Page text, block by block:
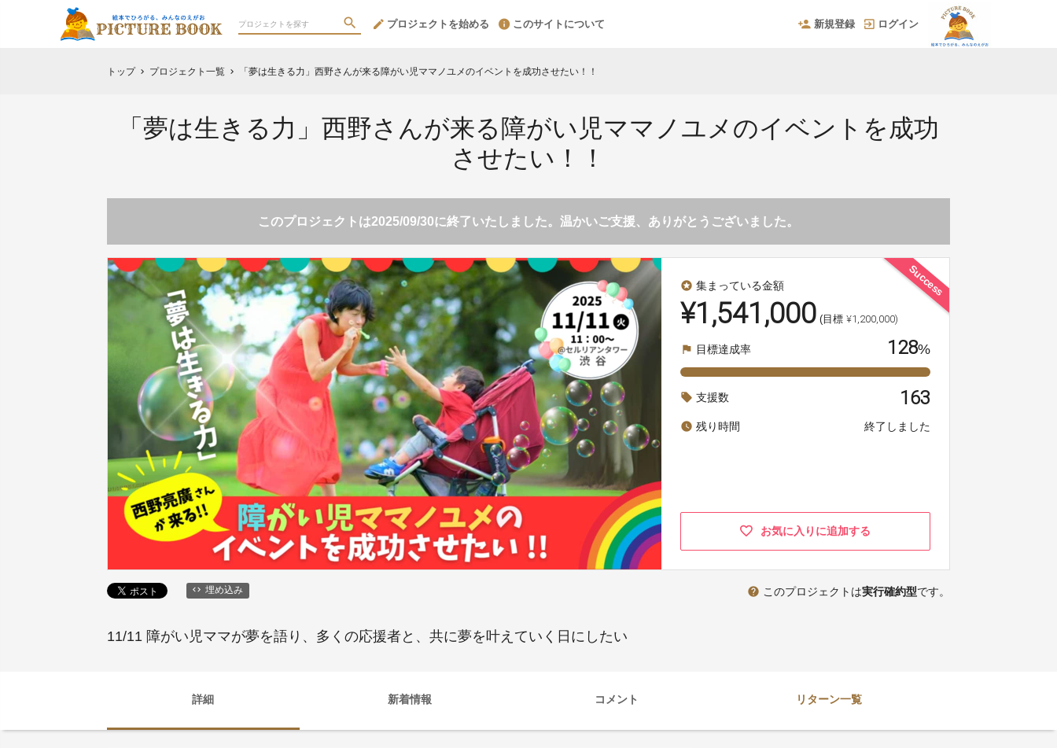
プロジェクトを始める このサイトについて 新規登録 ログイン
トップ chevron_right プロジェクト一覧 chevron_right 「夢は生きる力」西野さんが来る障がい児ママノユメのイベントを成功させたい！！
「夢は生きる力」西野さんが来る障がい児ママノユメのイベントを成功
させたい！！
このプロジェクトは2025/09/30に終了いたしました。温かいご支援、ありがとうございました。
Success
stars 集まっている金額
¥1,541,000 (目標 ¥1,200,000)
flag 目標達成率 128%
local_offer 支援数 163
watch_later 残り時間 終了しました
お気に入りに追加する
埋め込み help このプロジェクトは実行確約型です。
11/11 障がい児ママが夢を語り、多くの応援者と、共に夢を叶えていく日にしたい
詳細 新着情報 コメント リターン一覧